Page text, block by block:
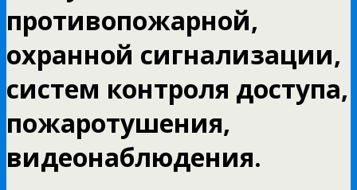
противопожарной,
охранной сигнализации,
систем контроля доступа,
пожаротушения,
видеонаблюдения.